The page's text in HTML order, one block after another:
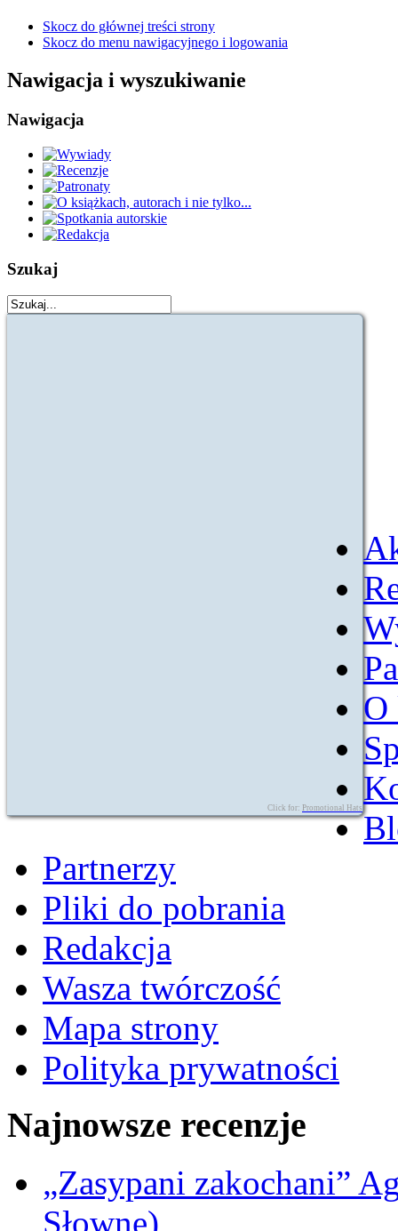
Skocz do głównej treści strony
Skocz do menu nawigacyjnego i logowania
Nawigacja i wyszukiwanie
Nawigacja
Szukaj
Click for: Promotional Hats
O
Partnerzy
Pliki do pobrania
Redakcja
Wasza twórczość
Mapa strony
Polityka prywatności
Najnowsze recenzje
„Zasypani zakochani”
Słowne)